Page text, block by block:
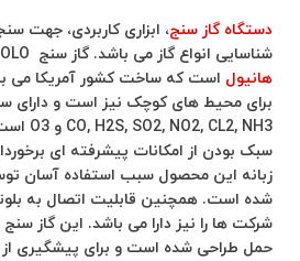
دستگاه گاز سنج، ابزاری کاربردی، جهت
شناسایی انواع گاز می باشد. گاز سنج BW SOLO از
هانیول است که ساخت کشور آمریکا می
برای محیط های کوچک نیز است و دارای
سبک بودن از امکانات پیشرفته ای
زبانه این محصول سبب استفاده آسان
شده است. همچنین قابلیت اتصال به
شرکت ها را نیز دارا می باشد. این گاز
حمل طراحی شده است و برای پیشگیری از